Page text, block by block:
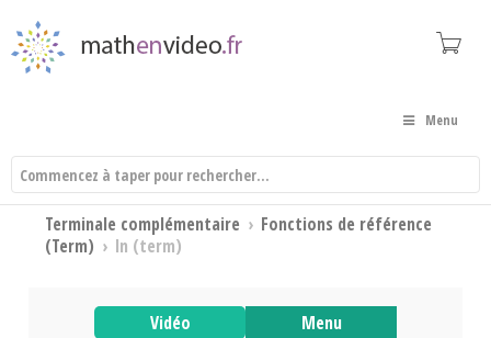
Menu
Terminale complémentaire › Fonctions de référence
(Term) › ln (term)
Vidéo Menu